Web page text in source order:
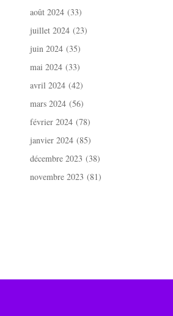
août 2024 (33)
juillet 2024 (23)
juin 2024 (35)
mai 2024 (33)
avril 2024 (42)
mars 2024 (56)
février 2024 (78)
janvier 2024 (85)
décembre 2023 (38)
novembre 2023 (81)